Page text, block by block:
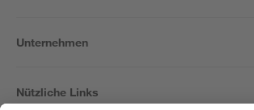
Unternehmen
Nützliche Links